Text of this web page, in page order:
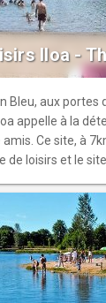
Iloa -
Bleu, aux portes
appelle à la
Ce site, à
de loisirs et le